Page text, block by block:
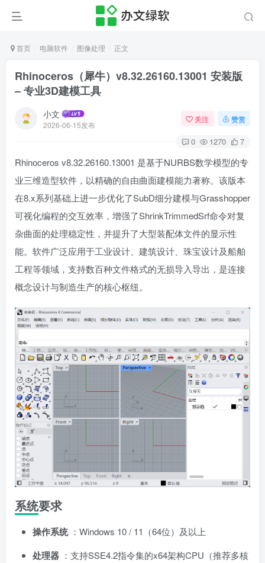
首页 电脑软件 图像处理 正文
Rhinoceros（犀牛）v8.32.26160.13001 安装版
– 专业3D建模工具
小文
2026-06-15发布
关注 赞赏
0 1270 7
Rhinoceros v8.32.26160.13001 是基于NURBS数学模型的专
业三维造型软件，以精确的自由曲面建模能力著称。该版本
在8.x系列基础上进一步优化了SubD细分建模与Grasshopper
可视化编程的交互效率，增强了ShrinkTrimmedSrf命令对复
杂曲面的处理稳定性，并提升了大型装配体文件的显示性
能。软件广泛应用于工业设计、建筑设计、珠宝设计及船舶
工程等领域，支持数百种文件格式的无损导入导出，是连接
概念设计与制造生产的核心枢纽。
系统要求
操作系统：Windows 10 / 11（64位）及以上
处理器 ：支持SSE4.2指令集的x64架构CPU（推荐多核